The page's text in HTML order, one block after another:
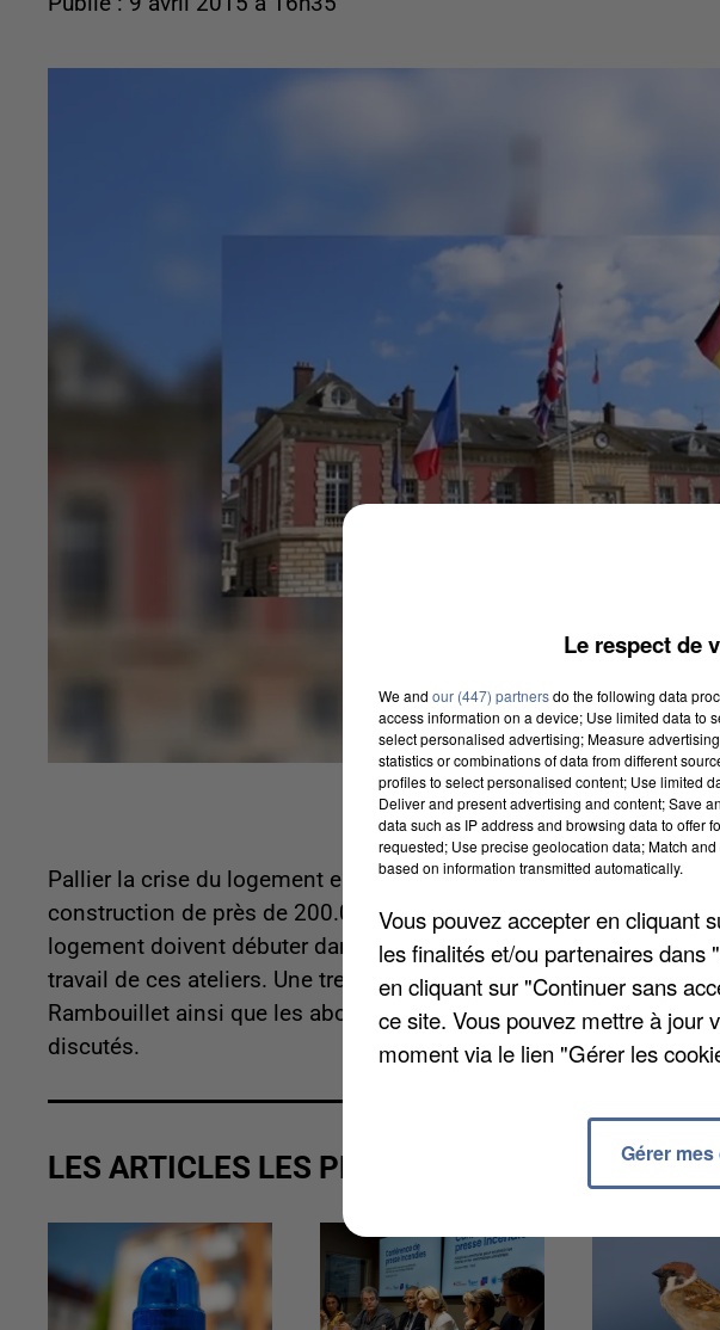
Pallier la crise du logement en Ile-de-France, c'est l'objectif du
construction de près de 200.000 logements. Les ateliers du
logement doivent débuter dans quelques jours. Le Parisien a
travail de ces ateliers. Une trentaine de sites potentiels sont
Rambouillet ainsi que les abords des gares du Transilien. Des
discutés.
LES ARTICLES LES PLUS VUS
Le respect de
We and our (447) partnersdo the following data
access information on a device; Use limited data to
select personalised advertising; Measure
statistics or combinations of data from different
profiles to select personalised content; Use limited
Deliver and present advertising and content; Save
data such as IP address and browsing data to offer
requested; Use precise geolocation data; Match
based on information transmitted automatically.
Vous pouvez accepter en cliquant
les finalités et/ou partenaires
en cliquant sur "Continuer sans
ce site. Vous pouvez mettre à jour
moment via le lien "Gérer les
Gérer